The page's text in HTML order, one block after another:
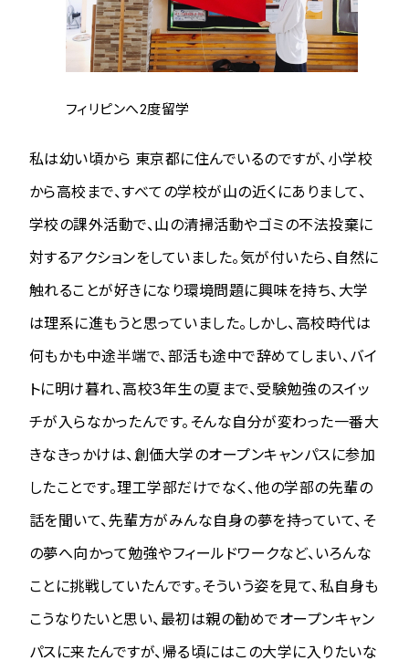
フィリピンへ2度留学
私は幼い頃から 東京都に住んでいるのですが、小学校
から高校まで、すべての学校が山の近くにありまして、
学校の課外活動で、山の清掃活動やゴミの不法投棄に
対するアクションをしていました。気が付いたら、自然に
触れることが好きになり環境問題に興味を持ち、大学
は理系に進もうと思っていました。しかし、高校時代は
何もかも中途半端で、部活も途中で辞めてしまい、バイ
トに明け暮れ、高校3年生の夏まで、受験勉強のスイッ
チが入らなかったんです。そんな自分が変わった一番大
きなきっかけは、創価大学のオープンキャンパスに参加
したことです。理工学部だけでなく、他の学部の先輩の
話を聞いて、先輩方がみんな自身の夢を持っていて、そ
の夢へ向かって勉強やフィールドワークなど、いろんな
ことに挑戦していたんです。そういう姿を見て、私自身も
こうなりたいと思い、最初は親の勧めでオープンキャン
パスに来たんですが、帰る頃にはこの大学に入りたいな